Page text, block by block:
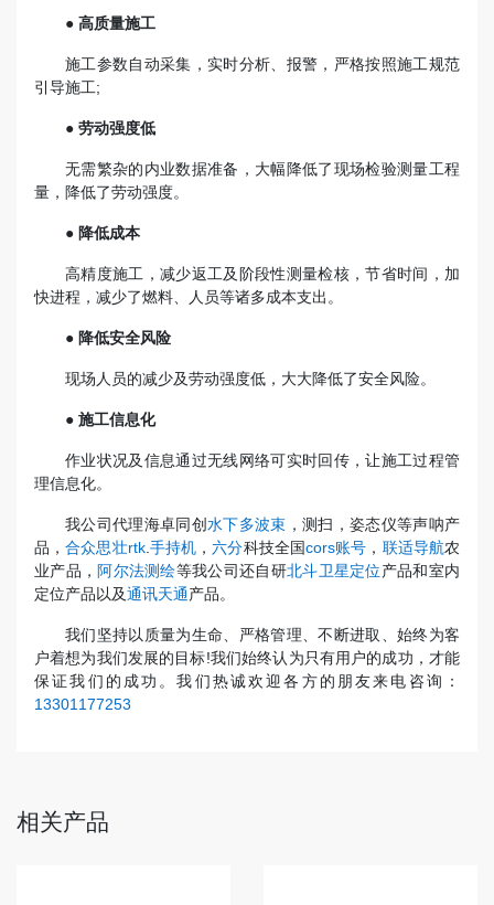
● 高质量施工
施工参数自动采集，实时分析、报警，严格按照施工规范
引导施工;
● 劳动强度低
无需繁杂的内业数据准备，大幅降低了现场检验测量工程
量，降低了劳动强度。
● 降低成本
高精度施工，减少返工及阶段性测量检核，节省时间，加
快进程，减少了燃料、人员等诸多成本支出。
● 降低安全风险
现场人员的减少及劳动强度低，大大降低了安全风险。
● 施工信息化
作业状况及信息通过无线网络可实时回传，让施工过程管
理信息化。
我公司代理海卓同创水下多波束 ，测扫，姿态仪等声呐产
品，合众思壮rtk. 手持机 ，六分科技全国cors账号 ， 联适导航农
业产品， 阿尔法测绘等我公司还自研北斗卫星定位产品和室内
定位产品以及通讯天通产品。
我们坚持以质量为生命、严格管理、不断进取、始终为客
户着想为我们发展的目标!我们始终认为只有用户的成功，才能
保证我们的成功。我们热诚欢迎各方的朋友来电咨询：
13301177253
相关产品